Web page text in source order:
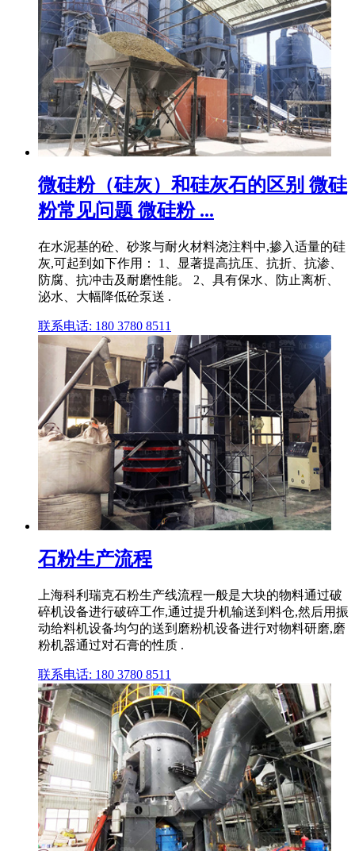
微硅粉（硅灰）和硅灰石的区别 微硅
粉常见问题 微硅粉 ...
在水泥基的砼、砂浆与耐火材料浇注料中,掺入适量的硅
灰,可起到如下作用： 1、显著提高抗压、抗折、抗渗、
防腐、抗冲击及耐磨性能。 2、具有保水、防止离析、
泌水、大幅降低砼泵送 .
联系电话: 180 3780 8511
石粉生产流程
上海科利瑞克石粉生产线流程一般是大块的物料通过破
碎机设备进行破碎工作,通过提升机输送到料仓,然后用振
动给料机设备均匀的送到磨粉机设备进行对物料研磨,磨
粉机器通过对石膏的性质 .
联系电话: 180 3780 8511